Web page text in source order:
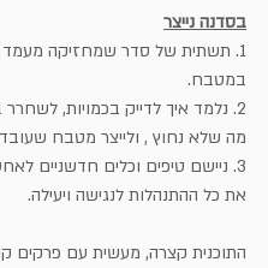
בסדנה נייצר
1. תשתית של סדר שמחזיקה מעמד
במטבח.
2. נלמד איך לדייק בכמויות,
מה שלא נחוץ , ולייצר מטבח
3. ניישם טיפים וכלים חדשניים
את כל ההתנהלות לנגישה ויעילה.
התוכנית קצרה, מעשית עם פרקים